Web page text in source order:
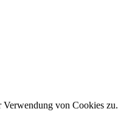
Verwendung von Cookies zu.